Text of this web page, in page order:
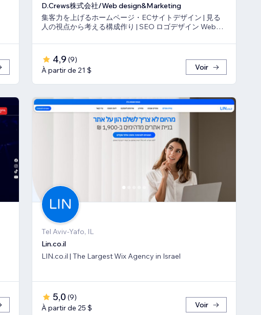
D.Crews株式会社/Web design&Marketing
集客力を上げるホームページ・ECサイトデザイン | 見る
人の視点から考える構成作り | SEO ロゴデザイン Webマ
4,9 (9)
À partir de 21 $
Voir
Tel Aviv-Yafo, IL
Lin.co.il
LIN.co.il | The Largest Wix Agency in Israel
5,0 (9)
À partir de 25 $
Voir